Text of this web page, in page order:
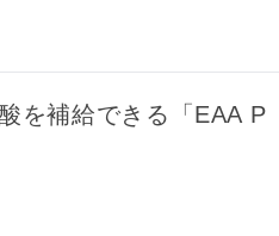
を補給できる「EAA P